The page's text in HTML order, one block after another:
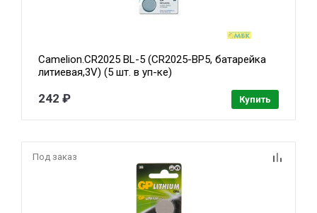
Camelion.CR2025 BL-5 (CR2025-BP5, батарейка
литиевая,3V) (5 шт. в уп-ке)
242 ₽ Купить
Под заказ